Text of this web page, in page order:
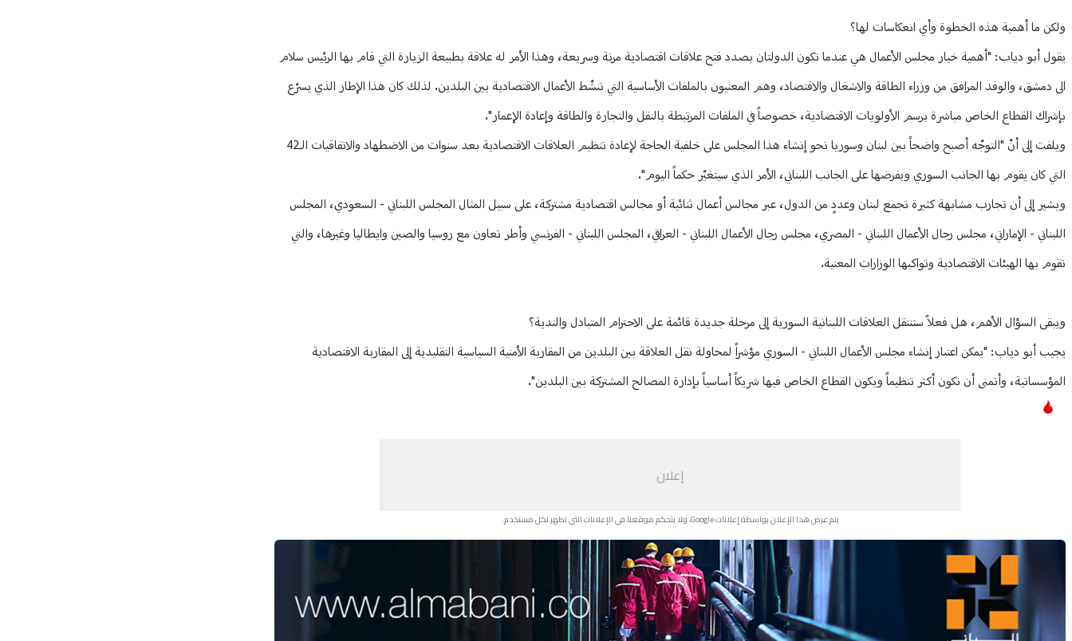
ولكن ما أهمية هذه الخطوة وأي انعكاسات لها؟
يقول أبو دياب: "أهمية خيار مجلس الأعمال هي عندما تكون الدولتان بصدد فتح علاقات اقتصادية مرنة وسريعة، وهذا الأمر له علاقة بطبيعة الزيارة التي قام بها الرئيس سلام
الى دمشق، والوفد المرافق من وزراء الطاقة والاشغال والاقتصاد، وهم المعنيون بالملفات الأساسية التي تنشّط الأعمال الاقتصادية بين البلدين. لذلك كان هذا الإطار الذي يسرّع
بإشراك القطاع الخاص مباشرة برسم الأولويات الاقتصادية، خصوصاً في الملفات المرتبطة بالنقل والتجارة والطاقة وإعادة الإعمار".
ويلفت إلى أنّ "التوجّه أصبح واضحاً بين لبنان وسوريا نحو إنشاء هذا المجلس على خلفية الحاجة لإعادة تنظيم العلاقات الاقتصادية بعد سنوات من الاضطهاد والاتفاقيات الـ42
التي كان يقوم بها الجانب السوري ويفرضها على الجانب اللبناني، الأمر الذي سيتغيّر حكماً اليوم".
ويشير إلى أن تجارب مشابهة كثيرة تجمع لبنان وعددٍ من الدول، عبر مجالس أعمال ثنائية أو مجالس اقتصادية مشتركة، على سبيل المثال المجلس اللبناني - السعودي، المجلس
اللبناني - الإماراتي، مجلس رجال الأعمال اللبناني - المصري، مجلس رجال الأعمال اللبناني - العراقي، المجلس اللبناني - الفرنسي وأطر تعاون مع روسيا والصين وايطاليا وغيرها، والتي
تقوم بها الهيئات الاقتصادية وتواكبها الوزارات المعنية.
ويبقى السؤال الأهم، هل فعلاً ستنتقل العلاقات اللبنانية السورية إلى مرحلة جديدة قائمة على الاحترام المتبادل والندية؟
يجيب أبو دياب: "يمكن اعتبار إنشاء مجلس الأعمال اللبناني - السوري مؤشراً لمحاولة نقل العلاقة بين البلدين من المقاربة الأمنية السياسية التقليدية إلى المقاربة الاقتصادية
المؤسساتية، وأتمنى أن تكون أكثر تنظيماً ويكون القطاع الخاص فيها شريكاً أساسياً بإدارة المصالح المشتركة بين البلدين".
إعلان
يتم عرض هذا الإعلان بواسطة إعلانات Google، ولا يتحكم موقعنا في الإعلانات التي تظهر لكل مستخدم.
Advertisement Section